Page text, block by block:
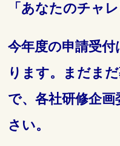
「あなたのチャ
今年度の申請受
ります。まだま
で、各社研修企
さい。